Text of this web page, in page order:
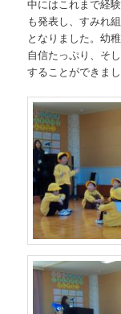
中にはこれまで経
も発表し、すみれ
となりました。幼
自信たっぷり、そ
することができまし